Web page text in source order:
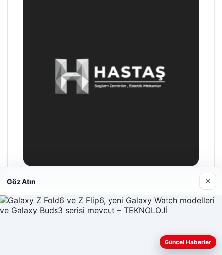
Hastaş Beton
26/05/2026
Web sitemizi nasıl kullandığınızı daha iyi anlayabilmek,
Göz Atın ×
Güncel Haberler